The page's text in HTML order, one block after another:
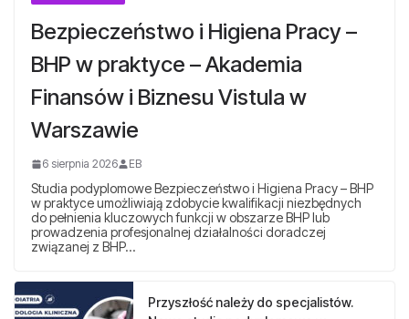
Bezpieczeństwo i Higiena Pracy –
BHP w praktyce – Akademia
Finansów i Biznesu Vistula w
Warszawie
6 sierpnia 2026 EB
Studia podyplomowe Bezpieczeństwo i Higiena Pracy – BHP
w praktyce umożliwiają zdobycie kwalifikacji niezbędnych
do pełnienia kluczowych funkcji w obszarze BHP lub
prowadzenia profesjonalnej działalności doradczej
związanej z BHP…
Przyszłość należy do specjalistów.